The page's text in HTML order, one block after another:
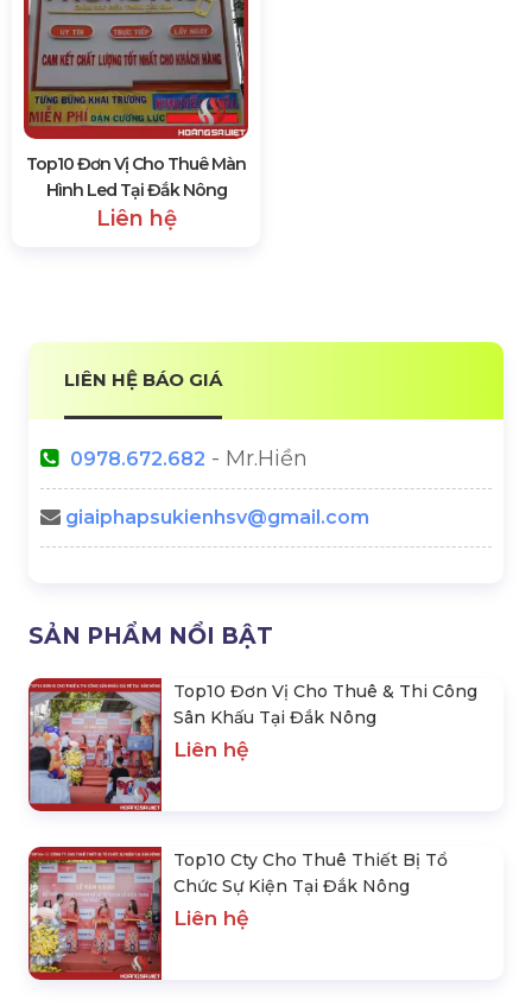
Top10 Đơn Vị Cho Thuê Màn
Hình Led Tại Đắk Nông
Liên hệ
LIÊN HỆ BÁO GIÁ
- Mr.Hiền
giaiphapsukienhsv@gmail.com
SẢN PHẨM NỔI BẬT
Top10 Đơn Vị Cho Thuê & Thi Công
Sân Khấu Tại Đắk Nông
Liên hệ
Top10 Cty Cho Thuê Thiết Bị Tổ
Chức Sự Kiện Tại Đắk Nông
Liên hệ